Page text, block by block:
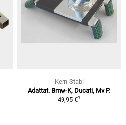
Kern-Stabi
Adattat. Bmw-K, Ducati, Mv P.
49,95 €1